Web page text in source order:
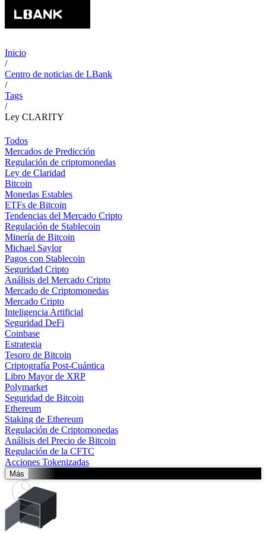
Inicio
/
Centro de noticias de LBank
/
Tags
/
Ley CLARITY
Todos
Mercados de Predicción
Regulación de criptomonedas
Ley de Claridad
Bitcoin
Monedas Estables
ETFs de Bitcoin
Tendencias del Mercado Cripto
Regulación de Stablecoin
Minería de Bitcoin
Michael Saylor
Pagos con Stablecoin
Seguridad Cripto
Análisis del Mercado Cripto
Mercado de Criptomonedas
Mercado Cripto
Inteligencia Artificial
Seguridad DeFi
Coinbase
Estrategia
Tesoro de Bitcoin
Criptografía Post-Cuántica
Libro Mayor de XRP
Polymarket
Seguridad de Bitcoin
Ethereum
Staking de Ethereum
Regulación de Criptomonedas
Análisis del Precio de Bitcoin
Regulación de la CFTC
Acciones Tokenizadas
Más